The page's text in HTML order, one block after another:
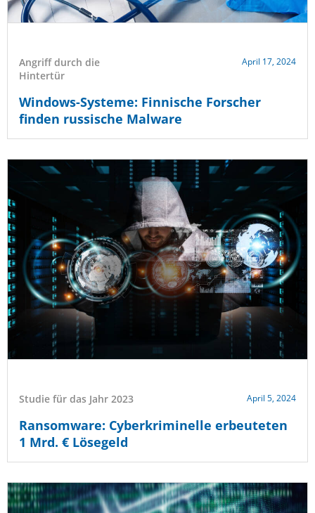
Angriff durch die
Hintertür
April 17, 2024
Windows-Systeme: Finnische Forscher
finden russische Malware
Studie für das Jahr 2023 April 5, 2024
Ransomware: Cyberkriminelle erbeuteten
1 Mrd. € Lösegeld